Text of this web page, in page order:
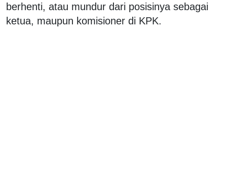
berhenti, atau mundur dari posisinya sebagai
ketua, maupun komisioner di KPK.